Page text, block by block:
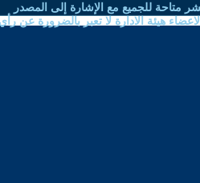
متاحة للجميع مع الإشارة إلى المصدر
هيئة الادارة لا تعبر بالضرورة عن